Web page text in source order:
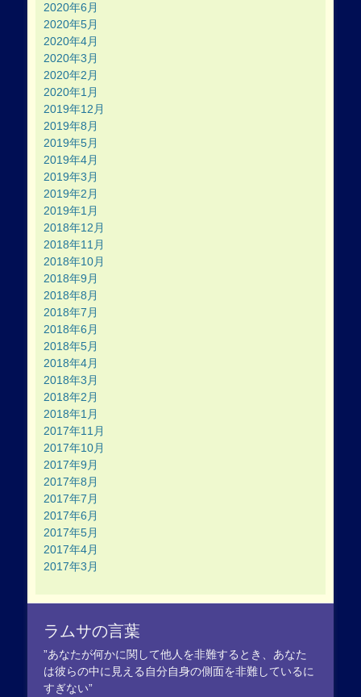
2020年6月
2020年5月
2020年4月
2020年3月
2020年2月
2020年1月
2019年12月
2019年8月
2019年5月
2019年4月
2019年3月
2019年2月
2019年1月
2018年12月
2018年11月
2018年10月
2018年9月
2018年8月
2018年7月
2018年6月
2018年5月
2018年4月
2018年3月
2018年2月
2018年1月
2017年11月
2017年10月
2017年9月
2017年8月
2017年7月
2017年6月
2017年5月
2017年4月
2017年3月
ラムサの言葉
”あなたが何かに関して他人を非難するとき、あなた
は彼らの中に見える自分自身の側面を非難しているに
すぎない”